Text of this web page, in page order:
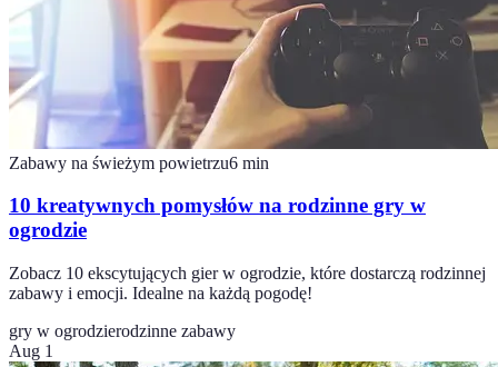
Zabawy na świeżym powietrzu6 min
10 kreatywnych pomysłów na rodzinne gry w
ogrodzie
Zobacz 10 ekscytujących gier w ogrodzie, które dostarczą rodzinnej
zabawy i emocji. Idealne na każdą pogodę!
gry w ogrodzierodzinne zabawy
Aug 1